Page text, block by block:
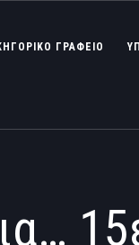
ΓΡΑΦΕΙΟ